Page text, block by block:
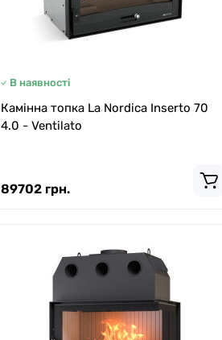
В наявності
Камінна топка La Nordica Inserto 70
4.0 - Ventilato
89702 грн.